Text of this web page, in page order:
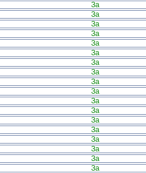
За
За
За
За
За
За
За
За
За
За
За
За
За
За
За
За
За
За